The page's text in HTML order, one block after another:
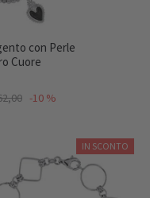
con Perle
Cuore
-10 %
IN SCONTO